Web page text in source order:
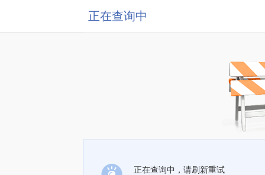
正在查询中
正在查询中，请刷新重试